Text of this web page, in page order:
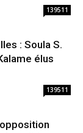
139511
: Soula S.
élus
139511